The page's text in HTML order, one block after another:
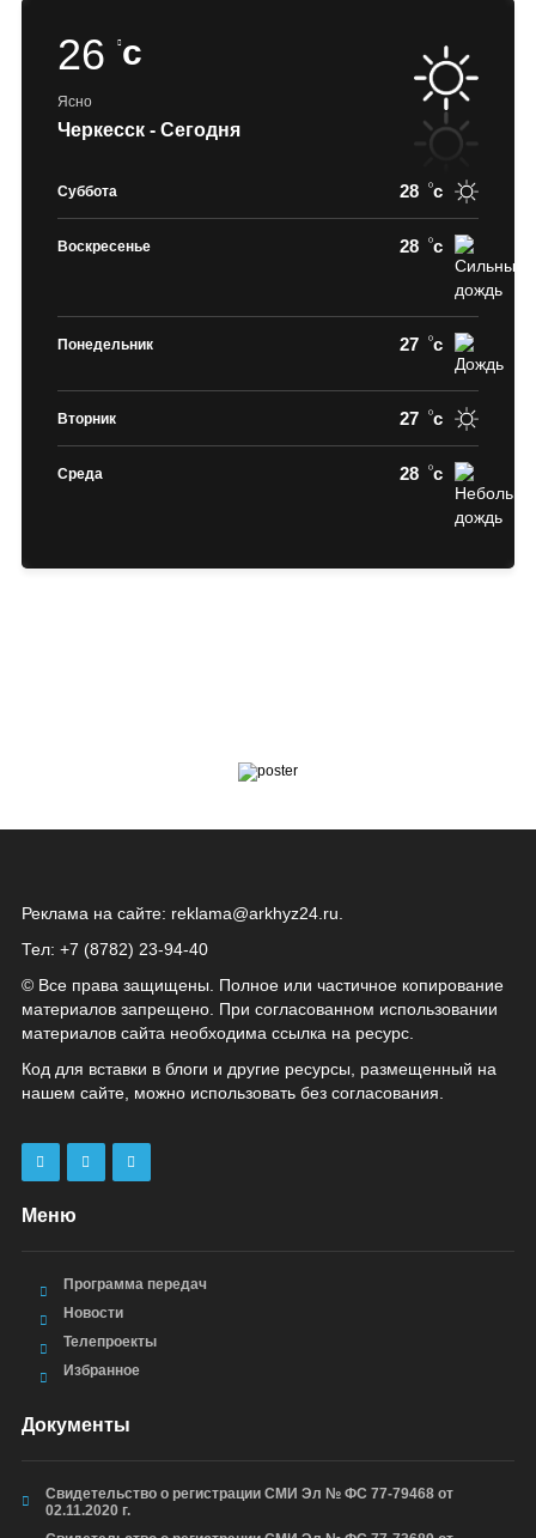
26 c
Ясно
Черкесск - Сегодня
Суббота 28 c
Воскресенье 28 c
Понедельник 27 c
Вторник 27 c
Среда 28 c
Реклама на сайте: reklama@arkhyz24.ru
Тел: +7 (8782) 23‑94‑40
© Все права защищены. Полное или частичное копирование
материалов запрещено. При согласованном использовании
материалов сайта необходима ссылка на ресурс.
Код для вставки в блоги и другие ресурсы, размещенный на
нашем сайте, можно использовать без согласования.
Меню
Программа передач
Новости
Телепроекты
Избранное
Документы
Свидетельство о регистрации СМИ Эл № ФС 77-79468 от
02.11.2020 г.